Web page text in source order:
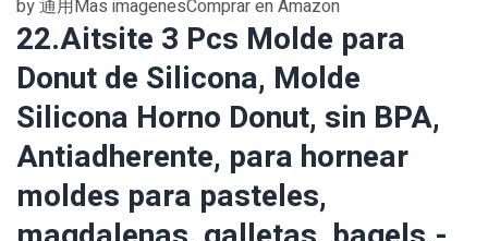
by 通用Mas imagenesComprar en Amazon
22.Aitsite 3 Pcs Molde para
Donut de Silicona, Molde
Silicona Horno Donut, sin BPA,
Antiadherente, para hornear
moldes para pasteles,